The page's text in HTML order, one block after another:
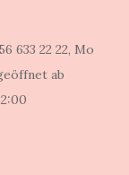
633 22 22, Mo
ab